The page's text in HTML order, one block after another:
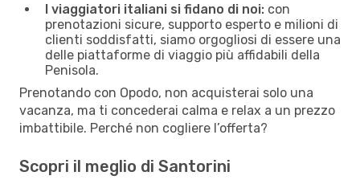
I viaggiatori italiani si fidano di noi: con
prenotazioni sicure, supporto esperto e milioni di
clienti soddisfatti, siamo orgogliosi di essere una
delle piattaforme di viaggio più affidabili della
Penisola.
Prenotando con Opodo, non acquisterai solo una
vacanza, ma ti concederai calma e relax a un prezzo
imbattibile. Perché non cogliere l’offerta?
Scopri il meglio di Santorini